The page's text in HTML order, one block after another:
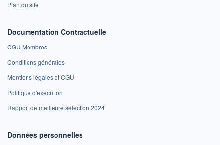
Plan du site
Documentation Contractuelle
CGU Membres
Conditions générales
Mentions légales et CGU
Politique d'exécution
Rapport de meilleure sélection 2024
Données personnelles